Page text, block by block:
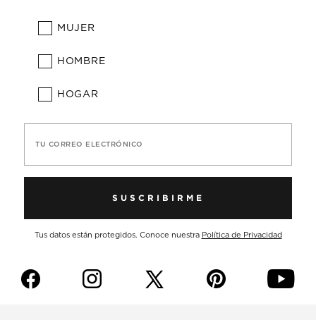
MUJER
HOMBRE
HOGAR
TU CORREO ELECTRÓNICO
SUSCRIBIRME
Tus datos están protegidos. Conoce nuestra Política de Privacidad
f i p y